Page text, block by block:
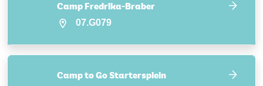
Camp Fredrika-Braber
07.G079
Camp to Go Startersplein